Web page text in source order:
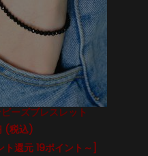
ーズブレスレット
(税込)
ト還元 19ポイント～]